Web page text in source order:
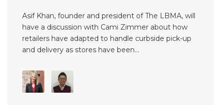
Asif Khan, founder and president of The LBMA, will
have a discussion with Cami Zimmer about how
retailers have adapted to handle curbside pick-up
and delivery as stores have been...